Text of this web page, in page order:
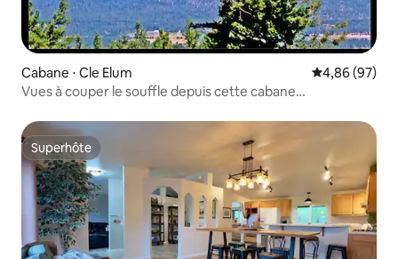
Cabane ⋅ Cle Elum Évaluation
4,86 (97)
Vues à couper le souffle depuis cette cabane
Superhôte
Superhôte